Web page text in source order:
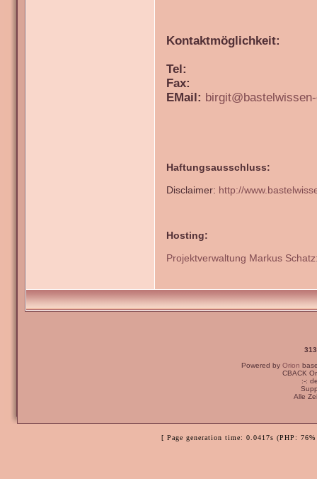
Kontaktmöglichkeit:
Tel:
Fax:
EMail:
Haftungsausschluss:
Disclaimer: http://
Hosting:
Projektverwaltung Markus
Powered by Orion
CBACK
:-:
Alle
[ Page generation time: 0.0417s (PHP: